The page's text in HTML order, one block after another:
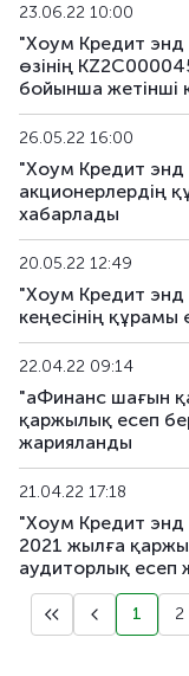
23.06.22 10:00
"Хоум Кредит энд
өзінің
бойынша жетінші
26.05.22 16:00
"Хоум Кредит энд
акционерлердің
хабарлады
20.05.22 12:49
"Хоум Кредит
кеңесінің құрамы
22.04.22 09:14
"аФинанс шағын
қаржылық есеп
жарияланды
21.04.22 17:18
"Хоум Кредит энд
2021 жылға
аудиторлық есеп
1 2